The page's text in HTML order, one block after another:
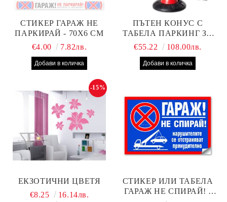
СТИКЕР ГАРАЖ НЕ
ПАРКИРАЙ - 70Х6 СМ
€4.00
7.82лв.
ПЪТЕН КОНУС С
ТАБЕЛА ПАРКИНГ ЗА
КЛИЕНТИ
€55.22 108.00лв.
ЕКЗОТИЧНИ ЦВЕТЯ
-15%
€8.25 16.14лв.
СТИКЕР ИЛИ ТАБЕЛА
ГАРАЖ НЕ СПИРАЙ! -